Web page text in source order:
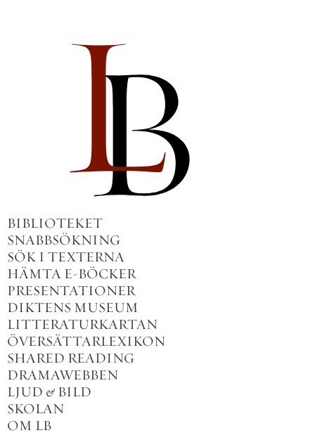
BIBLIOTEKET
SNABBSÖKNING
SÖK I TEXTERNA
HÄMTA E-BÖCKER
PRESENTATIONER
DIKTENS MUSEUM
LITTERATURKARTAN
ÖVERSÄTTARLEXIKON
SHARED READING
DRAMAWEBBEN
LJUD & BILD
SKOLAN
OM LB